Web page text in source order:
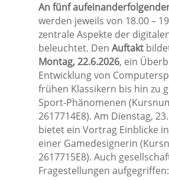
An fünf
werden jeweils von 18.00 –
zentrale Aspekte der
beleuchtet. Den Auftakt
Montag, 22.6.2026, ein
Entwicklung von
frühen Klassikern bis hin zu
Sport-Phänomenen
2617714E8). Am Dienstag,
bietet ein Vortrag Einblicke
einer Gamedesignerin
2617715E8). Auch
Fragestellungen